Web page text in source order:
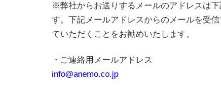
※弊社からお送りするメールのアドレスは
す。下記メールアドレスからのメールを受
ていただくことをお勧めいたします。
・ご連絡用メールアドレス
info@anemo.co.jp